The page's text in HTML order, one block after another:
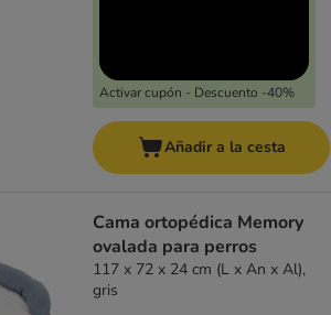
Activar cupón - Descuento -40%
Añadir a la cesta
Cama ortopédica Memory
ovalada para perros
117 x 72 x 24 cm (L x An x Al),
gris